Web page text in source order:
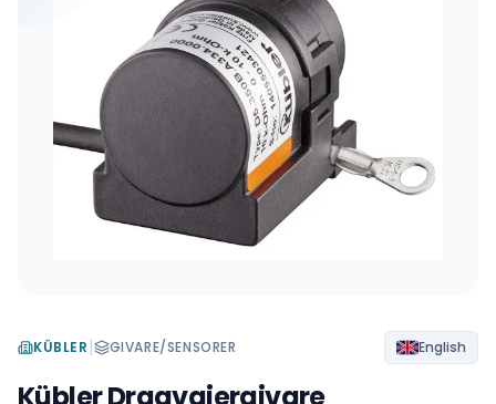
KÜBLER | GIVARE/SENSORER English
Kübler Dragvajergivare